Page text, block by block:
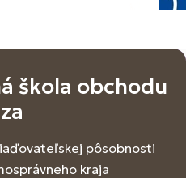
škola obchodu
pôsobnosti
kraja